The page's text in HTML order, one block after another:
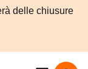
delle chiusure